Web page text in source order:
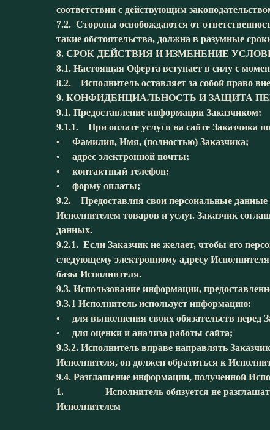
соответствии с действующим
7.2. Стороны освобождаются от
такие обстоятельства, должна в разумные
8. СРОК ДЕЙСТВИЯ И ИЗМЕНЕНИЕ
8.1. Настоящая Оферта вступает в силу с
8.2. Исполнитель оставляет за собой право
9. КОНФИДЕНЦИАЛЬНОСТЬ И ЗАЩИТА
9.1. Предоставление информации Заказчиком:
9.1.1. При оплате услуги на сайте Заказчика
• Фамилия, Имя, (полностью) Заказчика;
• адрес электронной почты;
• контактный телефон;
• форму оплаты;
9.2. Предоставляя свои персональные данные
Исполнителем товаров и услуг. Заказчик
данных.
9.2.1. Если Заказчик не желает, чтобы его
следующему электронному адресу
базы Исполнителя.
9.3. Использование информации,
9.3.1 Исполнитель использует информацию:
• для выполнения своих обязательств перед
• для оценки и анализа работы сайта;
9.3.2. Исполнитель вправе направлять
Исполнителя, он должен обратиться к
9.4. Разглашение информации, полученной
1. Исполнитель обязуется не разглашать
Исполнителем